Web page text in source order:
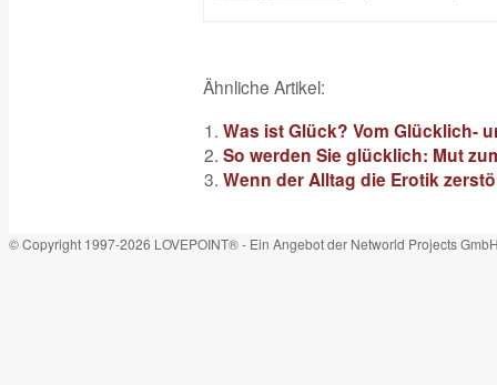
Ähnliche Artikel:
Was ist Glück? Vom Glücklich-
So werden Sie glücklich: Mut
Wenn der Alltag die Erotik
© Copyright 1997-2026 LOVEPOINT® - Ein Angebot der Networld Projects